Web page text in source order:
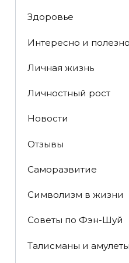
Здоровье
Интересно и полезно
Личная жизнь
Личностный рост
Новости
Отзывы
Саморазвитие
Символизм в жизни
Советы по Фэн-Шуй
Талисманы и амулеты